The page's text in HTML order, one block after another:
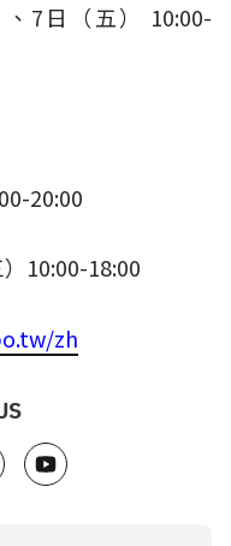
7 日（五）
10:00-
20:00
10:00-18:00
zh